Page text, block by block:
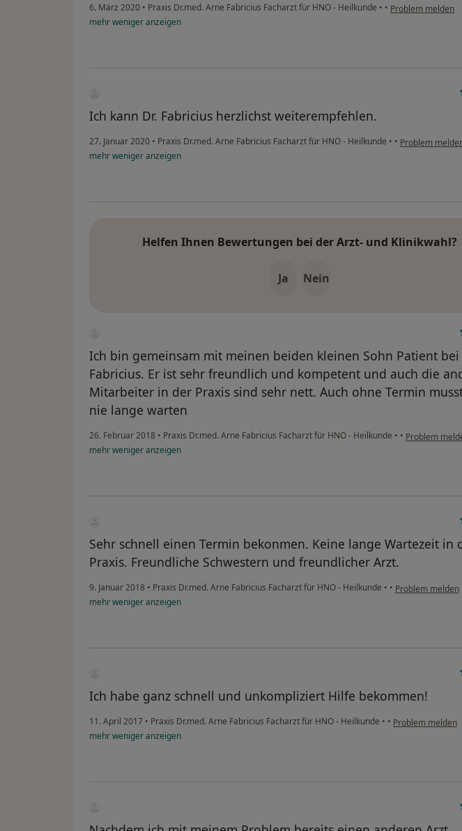
6. März 2020 • Praxis Dr.med. Arne Fabricius Facharzt für HNO - Heilkunde • • Problem melden
mehrwenigeranzeigen
Ich kann Dr. Fabricius herzlichst weiterempfehlen.
27. Januar 2020 • Praxis Dr.med. Arne Fabricius Facharzt für HNO - Heilkunde • • Problem
mehrwenigeranzeigen
Helfen Ihnen Bewertungen bei der Arzt- und Klinikwahl?
Ja Nein
Ich bin gemeinsam mit meinen beiden kleinen Sohn Patient bei
Fabricius. Er ist sehr freundlich und kompetent und auch die
Mitarbeiter in der Praxis sind sehr nett. Auch ohne Termin
nie lange warten
26. Februar 2018 • Praxis Dr.med. Arne Fabricius Facharzt für HNO - Heilkunde • • Problem
mehrwenigeranzeigen
Sehr schnell einen Termin bekonmen. Keine lange Wartezeit in
Praxis. Freundliche Schwestern und freundlicher Arzt.
9. Januar 2018 • Praxis Dr.med. Arne Fabricius Facharzt für HNO - Heilkunde • • Problem melden
mehrwenigeranzeigen
Ich habe ganz schnell und unkompliziert Hilfe bekommen!
11. April 2017 • Praxis Dr.med. Arne Fabricius Facharzt für HNO - Heilkunde • • Problem melden
mehrwenigeranzeigen